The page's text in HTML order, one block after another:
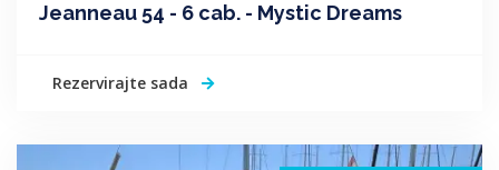
Jeanneau 54 - 6 cab. - Mystic Dreams
Rezervirajte sada